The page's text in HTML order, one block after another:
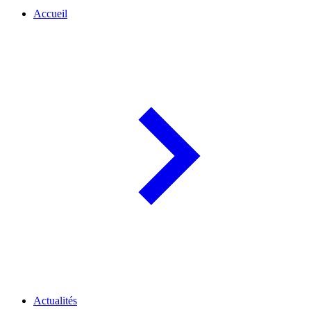
Accueil
Actualités